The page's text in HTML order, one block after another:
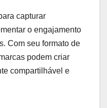
capturar
o engajamento
Com seu formato de
podem criar
compartilhável e